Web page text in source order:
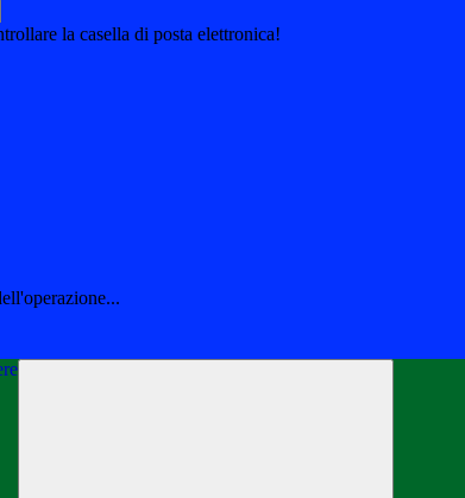
la casella di posta elettronica!